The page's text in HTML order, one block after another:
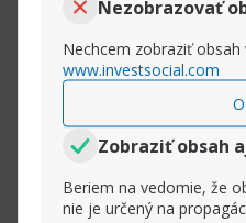
Nezobrazovať
Nechcem zobraziť
www.investsocial.com
Zobraziť obsah
Beriem na vedomie, že
nie je určený na
Gone with the
Raphael. Jaromir
http://
http://
http://netsolce.com/
http://